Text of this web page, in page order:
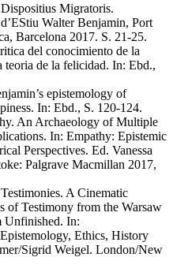
Migratoris.
Walter Benjamin, Port
Barcelona 2017. S. 21-25.
del conocimiento de la
teoria de la felicidad. In: Ebd.,
epistemology of
In: Ebd., S. 120-124.
An Archaeology of Multiple
In: Empathy: Epistemic
Perspectives. Ed. Vanessa
Palgrave Macmillan 2017,
A Cinematic
of Testimony from the Warsaw
Unfinished. In:
Ethics, History
Sigrid Weigel. London/New